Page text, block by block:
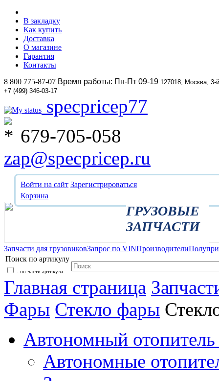
В закладку
Как купить
Доставка
О магазине
Гарантия
Контакты
8 800 775-87-07 Время работы: Пн-Пт 09-19 127018, Москва,
+7 (499) 346-03-17
specpricep77
679-705-058
zap@specpricep.ru
Войти на сайт Зарегистрироваться
Корзина
ГРУЗОВЫЕ
ЗАПЧАСТИ
Запчасти для грузовиковЗапрос по VINПроизводители
Поиск по артикулу
- по части артикула
Главная страница
Фары Стекло фары
Автономный отопитель
Автономные